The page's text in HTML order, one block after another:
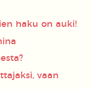
haku on auki!
vaan